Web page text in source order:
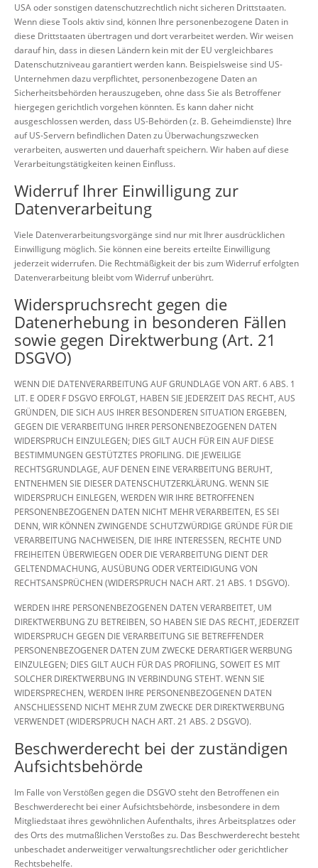
USA oder sonstigen datenschutzrechtlich nicht sicheren Drittstaaten.
Wenn diese Tools aktiv sind, können Ihre personenbezogene Daten in
diese Drittstaaten übertragen und dort verarbeitet werden. Wir weisen
darauf hin, dass in diesen Ländern kein mit der EU vergleichbares
Datenschutzniveau garantiert werden kann. Beispielsweise sind US-
Unternehmen dazu verpflichtet, personenbezogene Daten an
Sicherheitsbehörden herauszugeben, ohne dass Sie als Betroffener
hiergegen gerichtlich vorgehen könnten. Es kann daher nicht
ausgeschlossen werden, dass US-Behörden (z. B. Geheimdienste) Ihre
auf US-Servern befindlichen Daten zu Überwachungszwecken
verarbeiten, auswerten und dauerhaft speichern. Wir haben auf diese
Verarbeitungstätigkeiten keinen Einfluss.
Widerruf Ihrer Einwilligung zur
Datenverarbeitung
Viele Datenverarbeitungsvorgänge sind nur mit Ihrer ausdrücklichen
Einwilligung möglich. Sie können eine bereits erteilte Einwilligung
jederzeit widerrufen. Die Rechtmäßigkeit der bis zum Widerruf erfolgten
Datenverarbeitung bleibt vom Widerruf unberührt.
Widerspruchsrecht gegen die
Datenerhebung in besonderen Fällen
sowie gegen Direktwerbung (Art. 21
DSGVO)
WENN DIE DATENVERARBEITUNG AUF GRUNDLAGE VON ART. 6 ABS. 1
LIT. E ODER F DSGVO ERFOLGT, HABEN SIE JEDERZEIT DAS RECHT, AUS
GRÜNDEN, DIE SICH AUS IHRER BESONDEREN SITUATION ERGEBEN,
GEGEN DIE VERARBEITUNG IHRER PERSONENBEZOGENEN DATEN
WIDERSPRUCH EINZULEGEN; DIES GILT AUCH FÜR EIN AUF DIESE
BESTIMMUNGEN GESTÜTZTES PROFILING. DIE JEWEILIGE
RECHTSGRUNDLAGE, AUF DENEN EINE VERARBEITUNG BERUHT,
ENTNEHMEN SIE DIESER DATENSCHUTZERKLÄRUNG. WENN SIE
WIDERSPRUCH EINLEGEN, WERDEN WIR IHRE BETROFFENEN
PERSONENBEZOGENEN DATEN NICHT MEHR VERARBEITEN, ES SEI
DENN, WIR KÖNNEN ZWINGENDE SCHUTZWÜRDIGE GRÜNDE FÜR DIE
VERARBEITUNG NACHWEISEN, DIE IHRE INTERESSEN, RECHTE UND
FREIHEITEN ÜBERWIEGEN ODER DIE VERARBEITUNG DIENT DER
GELTENDMACHUNG, AUSÜBUNG ODER VERTEIDIGUNG VON
RECHTSANSPRÜCHEN (WIDERSPRUCH NACH ART. 21 ABS. 1 DSGVO).
WERDEN IHRE PERSONENBEZOGENEN DATEN VERARBEITET, UM
DIREKTWERBUNG ZU BETREIBEN, SO HABEN SIE DAS RECHT, JEDERZEIT
WIDERSPRUCH GEGEN DIE VERARBEITUNG SIE BETREFFENDER
PERSONENBEZOGENER DATEN ZUM ZWECKE DERARTIGER WERBUNG
EINZULEGEN; DIES GILT AUCH FÜR DAS PROFILING, SOWEIT ES MIT
SOLCHER DIREKTWERBUNG IN VERBINDUNG STEHT. WENN SIE
WIDERSPRECHEN, WERDEN IHRE PERSONENBEZOGENEN DATEN
ANSCHLIESSEND NICHT MEHR ZUM ZWECKE DER DIREKTWERBUNG
VERWENDET (WIDERSPRUCH NACH ART. 21 ABS. 2 DSGVO).
Beschwerde­recht bei der zuständigen
Aufsichts­behörde
Im Falle von Verstößen gegen die DSGVO steht den Betroffenen ein
Beschwerderecht bei einer Aufsichtsbehörde, insbesondere in dem
Mitgliedstaat ihres gewöhnlichen Aufenthalts, ihres Arbeitsplatzes oder
des Orts des mutmaßlichen Verstoßes zu. Das Beschwerderecht besteht
unbeschadet anderweitiger verwaltungsrechtlicher oder gerichtlicher
Rechtsbehelfe.